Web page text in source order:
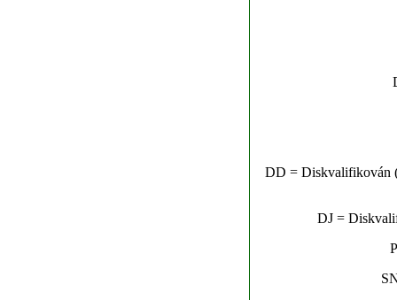
DD = Diskvalifikován
DJ =